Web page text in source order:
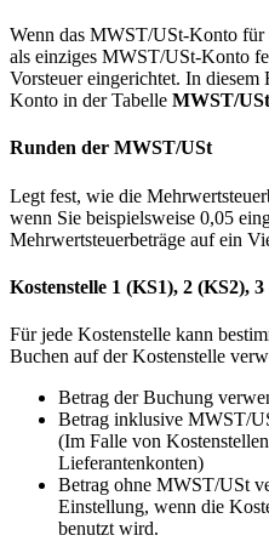
Wenn das MWST/USt-Konto für
als einziges MWST/USt-Konto
Vorsteuer eingerichtet. In
Konto in der Tabelle MWST/
Runden der MWST/USt
Legt fest, wie die
wenn Sie beispielsweise 0,05
Mehrwertsteuerbeträge auf ein
Kostenstelle 1 (KS1), 2 (KS2),
Für jede Kostenstelle kann
Buchen auf der Kostenstelle
Betrag der Buchung
Betrag inklusive MWST/
(Im Falle von
Lieferantenkonten)
Betrag ohne MWST/USt
Einstellung, wenn die
benutzt wird.